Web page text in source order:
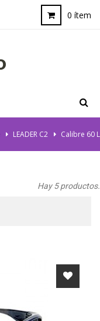
0 ítem
> LEADER C2 > Calibre 60 L
Hay 5 productos.